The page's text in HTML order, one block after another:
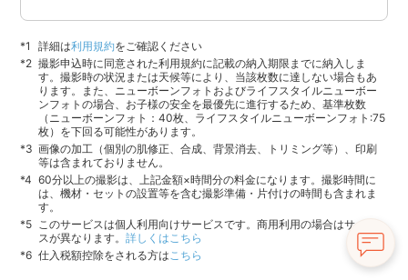
詳細は利用規約をご確認ください
撮影申込時に同意された利用規約に記載の納入期限までに納入しま
す。撮影時の状況または天候等により、当該枚数に達しない場合もあ
ります。また、ニューボーンフォトおよびライフスタイルニューボー
ンフォトの場合、お子様の安全を最優先に進行するため、基準枚数
（ニューボーンフォト：40枚、ライフスタイルニューボーンフォト:75
枚）を下回る可能性があります。
画像の加工（個別の肌修正、合成、背景消去、トリミング等）、印刷
等は含まれておりません。
60分以上の撮影は、上記金額×時間分の料金になります。撮影時間に
は、機材・セットの設置等を含む撮影準備・片付けの時間も含まれま
す。
このサービスは個人利用向けサービスです。商用利用の場合はサービ
スが異なります。詳しくはこちら
仕入税額控除をされる方はこちら